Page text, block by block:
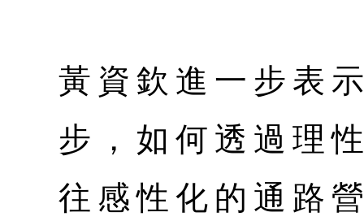
黃資欽進一步表
步，如何透過理
往感性化的通路